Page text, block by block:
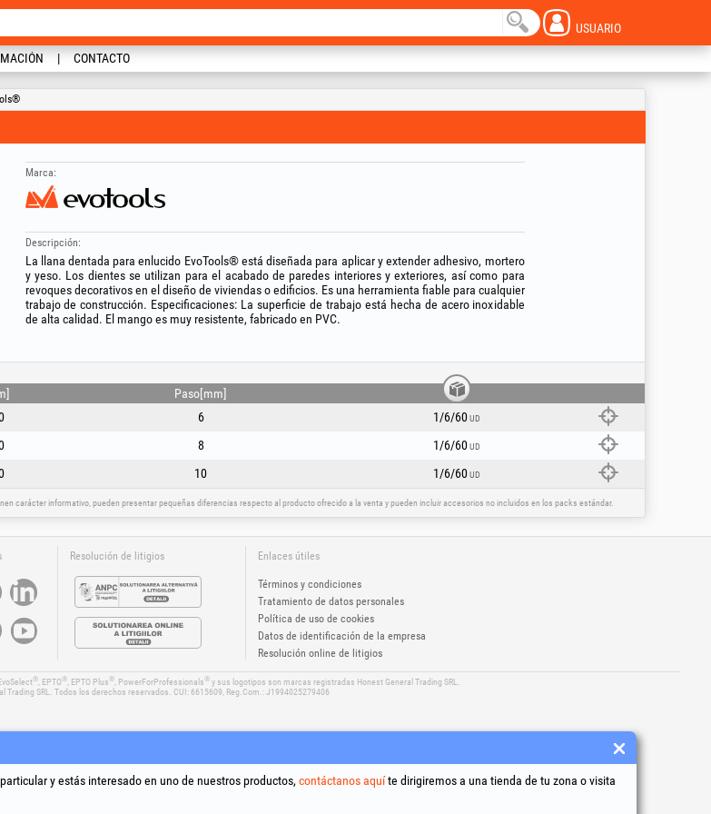
USUARIO
CONTACTO
Marca:
Descripción:
La llana dentada para enlucido EvoTools® está diseñada para aplicar y extender adhesivo, mortero
y yeso. Los dientes se utilizan para el acabado de paredes interiores y exteriores, así como para
revoques decorativos en el diseño de viviendas o edificios. Es una herramienta fiable para cualquier
trabajo de construcción. Especificaciones: La superficie de trabajo está hecha de acero inoxidable
de alta calidad. El mango es muy resistente, fabricado en PVC.
Paso[mm]
6 1/6/60UD
8 1/6/60UD
10 1/6/60UD
carácter informativo, pueden presentar pequeñas diferencias respecto al producto ofrecido a la venta y pueden incluir accesorios no incluidos en los packs estándar.
Resolución de litigios Enlaces útiles
Términos y condiciones
Tratamiento de datos personales
Política de uso de cookies
Datos de identificación de la empresa
Resolución online de litigios
®, EPTO®, EPTO Plus®, PowerForProfessionals®y sus logotipos son marcas registradas Honest General Trading SRL.
Trading SRL. Todos los derechos reservados. CUI: 6615609, Reg.Com.: J1994025279406
y estás interesado en uno de nuestros productos, contáctanos aquíte dirigiremos a una tienda de tu zona o visita